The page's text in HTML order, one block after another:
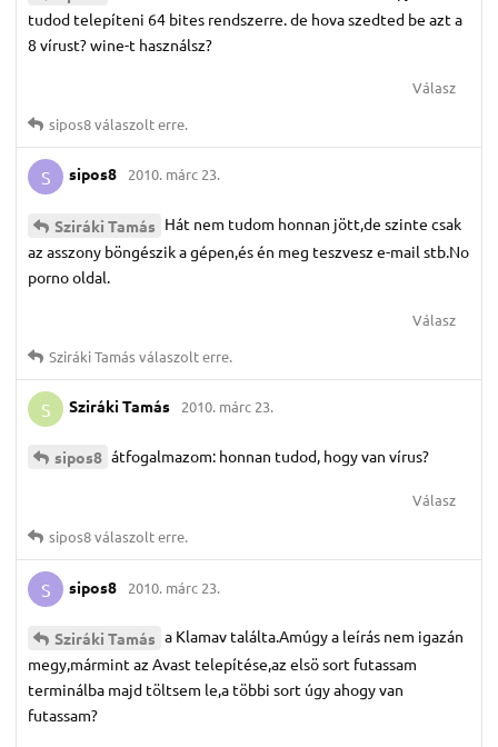
tudod telepíteni 64 bites rendszerre. de hova szedted be azt a
8 vírust? wine-t használsz?
Válasz
sipos8válaszolt erre.
S sipos8 2010. márc 23.
Sziráki Tamás Hát nem tudom honnan jött,de szinte csak
az asszony böngészik a gépen,és én meg teszvesz e-mail stb.No
porno oldal.
Válasz
Sziráki Tamásválaszolt erre.
S Sziráki Tamás 2010. márc 23.
sipos8 átfogalmazom: honnan tudod, hogy van vírus?
Válasz
sipos8válaszolt erre.
S sipos8 2010. márc 23.
Sziráki Tamás a Klamav találta.Amúgy a leírás nem igazán
megy,mármint az Avast telepítése,az elsö sort futassam
terminálba majd töltsem le,a többi sort úgy ahogy van
futassam?